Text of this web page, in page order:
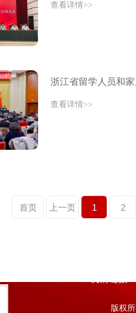
查看详情>>
浙江省留学人员和
查看详情>>
首页 上一页 1 2
版权